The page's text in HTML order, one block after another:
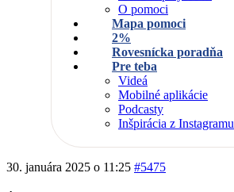
O pomoci
Mapa pomoci
2%
Rovesnícka poradňa
Pre teba
Videá
Mobilné aplikácie
Podcasty
Inšpirácia z Instagramu
30. januára 2025 o 11:25 #5475